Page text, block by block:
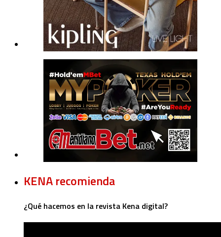
KENA recomienda
¿Qué hacemos en la revista Kena digital?